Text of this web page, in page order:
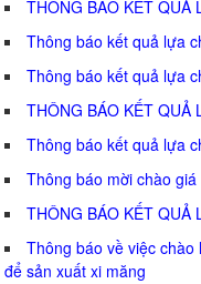
THÔNG BÁO KẾT QUẢ
Thông báo kết quả lựa
Thông báo kết quả lựa
THÔNG BÁO KẾT QUẢ
Thông báo kết quả lựa
Thông báo mời chào giá
THÔNG BÁO KẾT QUẢ
Thông báo về việc
để sản xuất xi măng